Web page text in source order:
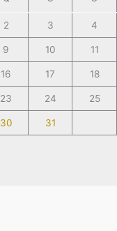
2 3 4
9 10 11
16 17 18
23 24 25
30 31